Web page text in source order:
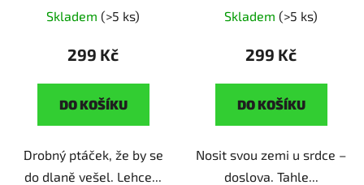
Skladem (>5 ks)
299 Kč
DO KOŠÍKU
Drobný ptáček, že by se
do dlaně vešel. Lehce...
vlastence
Skladem (>5 ks)
299 Kč
DO KOŠÍKU
Nosit svou zemi u srdce –
doslova. Tahle...